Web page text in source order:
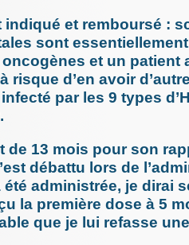
indiqué et remboursé :
sont
et un patient
risque d’en avoir
par les 9 types
de 13 mois pour son
débattu lors de
administrée, je dirai
la première dose à 5
que je lui refasse